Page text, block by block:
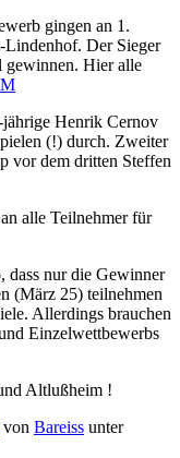
gingen an 1.
Der Sieger
gewinnen. Hier alle
jährige Henrik Cernov
(!) durch. Zweiter
vor dem dritten Steffen
alle Teilnehmer für
dass nur die Gewinner
(März 25) teilnehmen
Allerdings brauchen
Einzelwettbewerbs
Altlußheim !
von Bareiss unter